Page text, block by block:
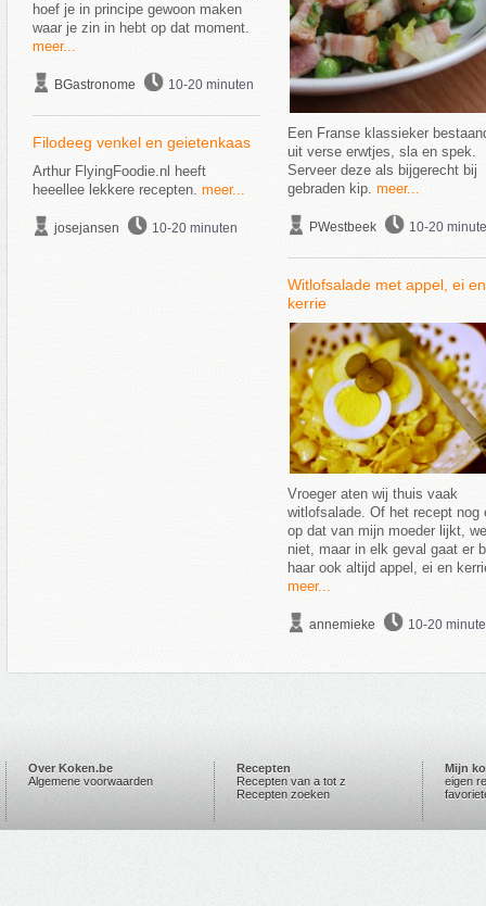
hoef je in principe gewoon maken
waar je zin in hebt op dat moment.
meer...
BGastronome 10-20 minuten
Filodeeg venkel en geietenkaas
Arthur FlyingFoodie.nl heeft
heeellee lekkere recepten. meer...
josejansen 10-20 minuten
Een Franse klassieker
uit verse erwtjes, sla en spek.
Serveer deze als bijgerecht bij
gebraden kip. meer...
PWestbeek 10-20
Witlofsalade met appel, ei en
kerrie
Vroeger aten wij thuis vaak
witlofsalade. Of het recept nog
op dat van mijn moeder lijkt,
niet, maar in elk geval gaat er
haar ook altijd appel, ei en
meer...
annemieke 10-20
Over Koken.be
Algemene voorwaarden
Recepten
Recepten van a tot z
Recepten zoeken
Mijn
eigen